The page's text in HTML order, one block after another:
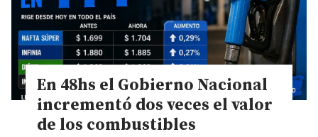
En 48hs el Gobierno Nacional
incrementó dos veces el valor
de los combustibles